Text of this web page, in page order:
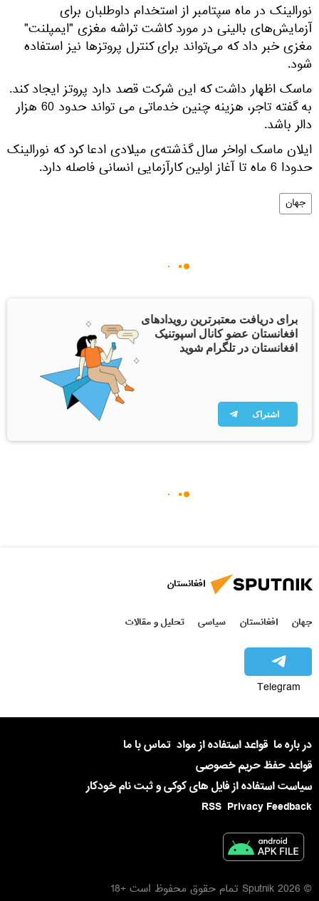
نورالینک در ماه سپتامبر از استخدام داوطلبان برای
آزمایش‌های بالینی در مورد کاشت تراشه مغزی "ایمپلنت"
مغزی خبر داد که می‌تواند برای کنترل پروتزها نیز استفاده
شود.
ماسک اظهار داشت که این شرکت قصد دارد پروتز ایجاد کند.
به گفته تاجر، هزینه چنین خدماتی می تواند حدود 60 هزار
دالر باشد.
ایلان ماسک اواخر سال گذشته‌ی میلادی ادعا کرد که نورالینک
حدودا 6 ماه تا آغاز اولین کارآزمایی انسانی فاصله دارد.
جهان
برای دریافت معتبرترین رویدادهای
افغانستان عضو کانال اسپوتنیک
افغانستان در تلگرام شوید
اشتراک
افغانستان
جهان افغانستان سیاسی تحلیل و مقالات
Telegram
در باره ما قواعد استفاده از مواد تماس با ما
قواعد حفظ حریم خصوصی
سیاست استفاده از فایل های کوکی و ثبت نام خودکار
Privacy Feedback
RSS
© 2026 Sputnik تمام حقوق محفوظ است +18